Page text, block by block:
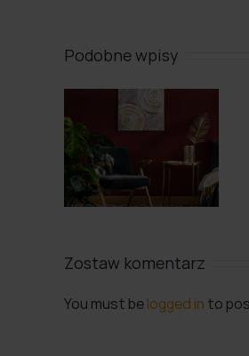
Podobne wpisy
Jak łączyć
rolety z
zasłonami?
Zostaw komentarz
You must belogged in to